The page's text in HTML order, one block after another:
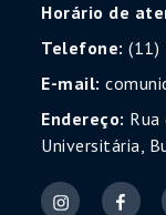
Horário de
Telefone: (11)
E-mail:
Endereço:
Universitária,